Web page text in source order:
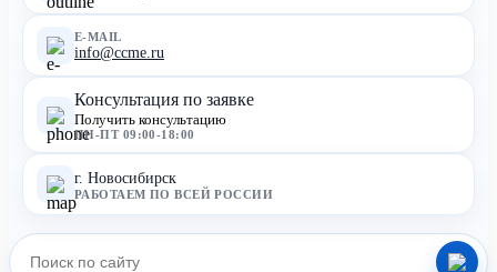
E-MAIL
info@ccme.ru
Консультация по заявке
Получить консультацию
ПН-ПТ 09:00-18:00
г. Новосибирск
РАБОТАЕМ ПО ВСЕЙ РОССИИ